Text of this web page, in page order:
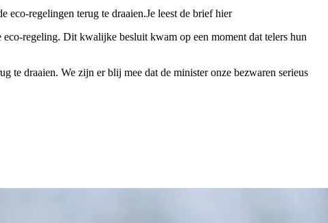
regelingen terug te draaien.Je leest de brief hier
regeling. Dit kwalijke besluit kwam op een moment dat telers hun
te draaien. We zijn er blij mee dat de minister onze bezwaren serieus